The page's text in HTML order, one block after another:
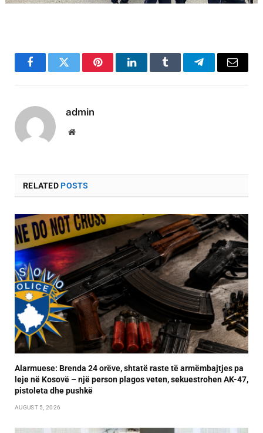
FacebookTwitter PinterestLinkedInTumblr TelegramEmail
admin
Website
RELATEDPOSTS
Alarmuese: Brenda 24 orëve, shtatë raste të armëmbajtjes pa
leje në Kosovë – një person plagos veten, sekuestrohen AK-47,
pistoleta dhe pushkë
AUGUST 5, 2026